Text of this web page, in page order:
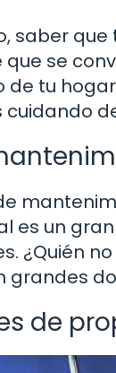
saber
se
tu
es un
¿Quién
grandes
de